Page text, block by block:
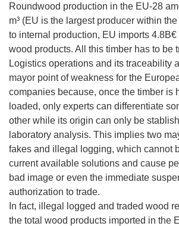
Roundwood production in the EU-28
m³ (EU is the largest producer within
to internal production, EU imports
wood products. All this timber has to be
Logistics operations and its traceability
mayor point of weakness for the
companies because, once the timber is
loaded, only experts can differentiate
other while its origin can only be
laboratory analysis. This implies two
fakes and illegal logging, which cannot
current available solutions and cause
bad image or even the immediate
authorization to trade.
In fact, illegal logged and traded wood
the total wood products imported in the